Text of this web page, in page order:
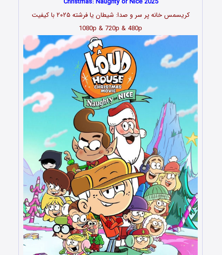
کریسمس خانه پر سر و صدا: شیطان یا فرشته ۲۰۲۵
با کیفیت
1080p & 720p & 480p